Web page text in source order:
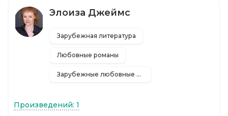
Элоиза Джеймс
Зарубежная литература
Любовные романы
Зарубежные любовные романы
Произведений: 1